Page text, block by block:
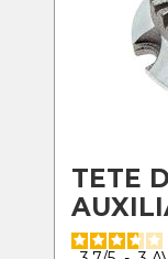
TETE